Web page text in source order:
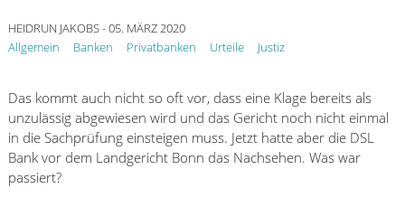
HEIDRUN JAKOBS- 05. MÄRZ 2020
Allgemein
Banken Privatbanken Urteile Justiz
Das kommt auch nicht so oft vor, dass eine Klage bereits als
unzulässig abgewiesen wird und das Gericht noch nicht einmal
in die Sachprüfung einsteigen muss. Jetzt hatte aber die DSL
Bank vor dem Landgericht Bonn das Nachsehen. Was war
passiert?